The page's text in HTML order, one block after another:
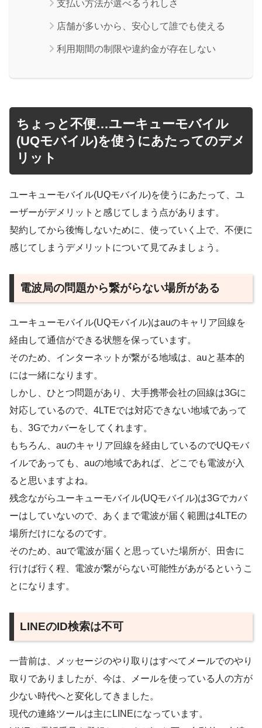
支払い方法が選べるうれしさ
店舗が多いから、安心して誰でも使える
利用期間の制限や違約金が存在しない
ちょっと不便…ユーキューモバイル
(UQモバイル)を使うにあたってのデメ
リット
ユーキューモバイル(UQモバイル)を使うにあたって、ユ
ーザーがデメリットと感じてしまう点があります。
契約してから後悔しないために、使っていく上で、不便に
感じてしまうデメリットについて見てみましょう。
電波局の問題から繋がらない場所がある
ユーキューモバイル(UQモバイル)はauのキャリア回線を
経由して通信ができる状態を保っています。
そのため、インターネットが繋がる地域は、auと基本的
には一緒になります。
しかし、ひとつ問題があり、大手携帯会社の回線は3Gに
対応しているので、4LTEでは対応できない地域であって
も、3Gでカバーをしてくれます。
もちろん、auのキャリア回線を経由しているのでUQモバ
イルであっても、auの地域であれば、どこでも電波が入
ると思いますよね。
残念ながらユーキューモバイル(UQモバイル)は3Gでカバ
ーはしていないので、あくまで電波が届く範囲は4LTEの
場所だけになるのです。
そのため、auで電波が届くと思っていた場所が、田舎に
行けば行く程、電波が繋がらない可能性があがるというこ
とになります。
LINEのID検索は不可
一昔前は、メッセージのやり取りはすべてメールでのやり
取りでありましたが、今は、メールを使っている人の方が
少ない時代へと変化してきました。
現代の連絡ツールは主にLINEになっています。